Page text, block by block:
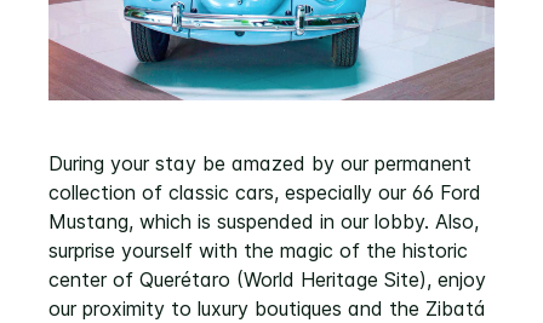
During your stay be amazed by our permanent
collection of classic cars, especially our 66 Ford
Mustang, which is suspended in our lobby. Also,
surprise yourself with the magic of the historic
center of Querétaro (World Heritage Site), enjoy
our proximity to luxury boutiques and the Zibatá